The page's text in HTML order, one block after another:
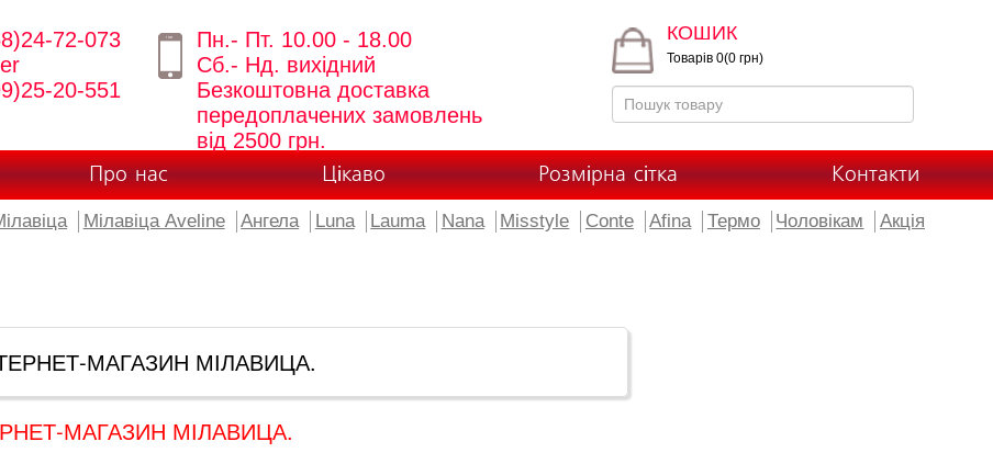
72-073
20-551
Пн.- Пт. 10.00 - 18.00
Сб.- Нд. вихідний
Безкоштовна доставка
передоплачених замовлень
від 2500 грн.
КОШИК
Товарів 0(0 грн)
Про нас Цікаво Розмірна сітка Контакти
Мілавіца Aveline Ангела Luna Lauma Nana Misstyle Conte Afina Термо Чоловікам Акція
МАГАЗИН МІЛАВИЦА.
МАГАЗИН МІЛАВИЦА.